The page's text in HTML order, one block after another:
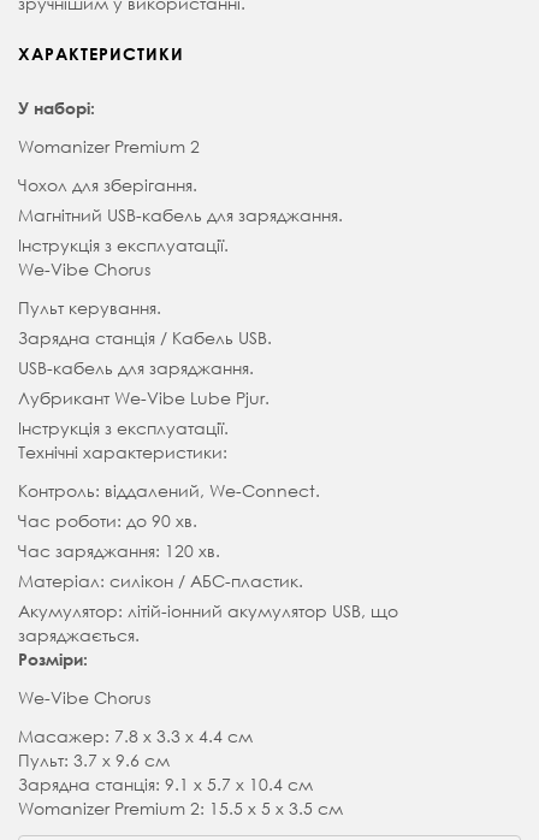
ХАРАКТЕРИСТИКИ
У наборі:
Womanizer Premium 2
Чохол для зберігання.
Магнітний USB-кабель для заряджання.
Інструкція з експлуатації.
We-Vibe Chorus
Пульт керування.
Зарядна станція / Кабель USB.
USB-кабель для заряджання.
Лубрикант We-Vibe Lube Pjur.
Інструкція з експлуатації.
Технічні характеристики:
Контроль: віддалений, We-Connect.
Час роботи: до 90 хв.
Час заряджання: 120 хв.
Матеріал: силікон / АБС-пластик.
Акумулятор: літій-іонний акумулятор USB, що
заряджається.
Розміри:
We-Vibe Chorus
Масажер: 7.8 x 3.3 x 4.4 см
Пульт: 3.7 x 9.6 см
Зарядна станція: 9.1 x 5.7 x 10.4 см
Womanizer Premium 2: 15.5 х 5 х 3.5 см